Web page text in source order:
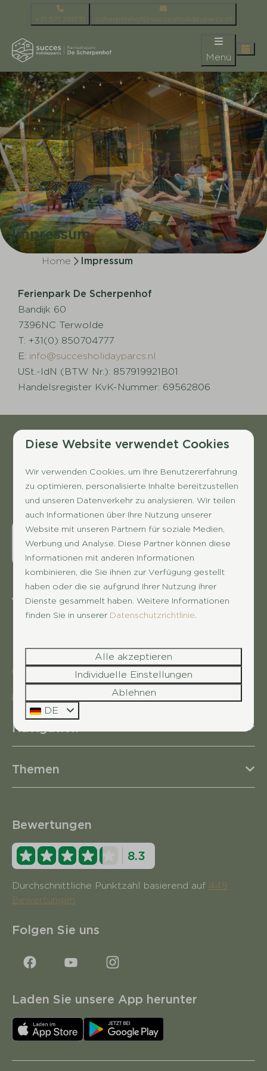
+31 571 291731 scherpenhof@succesholidayparcs.nl
Menü
Impressum
Home Impressum
Ferienpark De Scherpenhof
Bandijk 60
7396NC Terwolde
T: +31(0) 850704777
E: info@succesholidayparcs.nl
USt.-IdN (BTW Nr.): 857919921B01
Handelsregister KvK-Nummer: 69562806
Bezahlen Sie sicher
Bandijk 60
7396 NC Terwolde
+31 571 291731
scherpenhof@succesholidayparcs.nl
Navigation
Themen
Bewertungen
8.3
Durchschnittliche Punktzahl basierend auf 448
Bewertungen
Folgen Sie uns
Laden Sie unsere App herunter
Diese Website verwendet Cookies
Wir verwenden Cookies, um Ihre Benutzererfahrung
zu optimieren, personalisierte Inhalte bereitzustellen
und unseren Datenverkehr zu analysieren. Wir teilen
auch Informationen über Ihre Nutzung unserer
Website mit unseren Partnern für soziale Medien,
Werbung und Analyse. Diese Partner können diese
Informationen mit anderen Informationen
kombinieren, die Sie ihnen zur Verfügung gestellt
haben oder die sie aufgrund Ihrer Nutzung ihrer
Dienste gesammelt haben. Weitere Informationen
finden Sie in unserer Datenschutzrichtlinie
Alle akzeptieren
Individuelle Einstellungen
Ablehnen
DE